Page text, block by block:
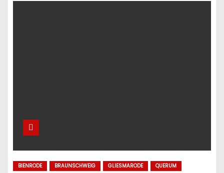
BIENRODE BRAUNSCHWEIG GLIESMARODE QUERUM